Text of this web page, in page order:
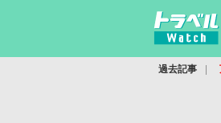
過去記事